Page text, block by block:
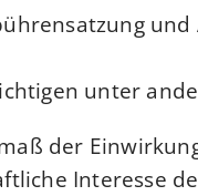
unter
der
Interesse